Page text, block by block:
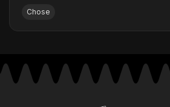
Chose